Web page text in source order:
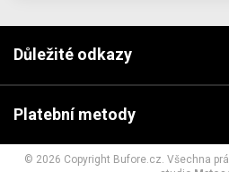
Důležité odkazy
Platební metody
© 2026 Copyright Bufore.cz. Všechna